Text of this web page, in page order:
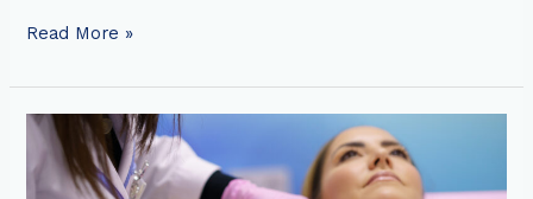
Read More »
Hiperidrose
(suor
excessivo)